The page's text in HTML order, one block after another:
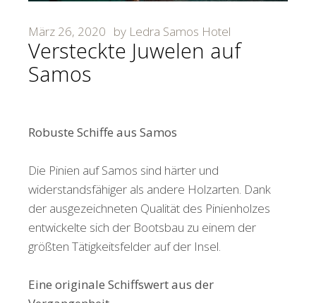
März 26, 2020 by Ledra Samos Hotel
Versteckte Juwelen auf
Samos
Robuste Schiffe aus Samos
Die Pinien auf Samos sind härter und
widerstandsfähiger als andere Holzarten. Dank
der ausgezeichneten Qualität des Pinienholzes
entwickelte sich der Bootsbau zu einem der
größten Tätigkeitsfelder auf der Insel.
Eine originale Schiffswert aus der